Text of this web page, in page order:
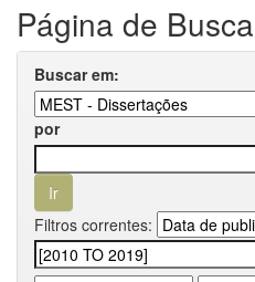
Página de Busca
Buscar em:
por
Filtros correntes: